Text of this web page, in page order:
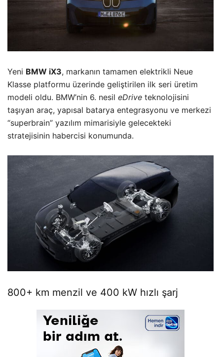
Yeni BMW iX3, markanın tamamen elektrikli Neue
Klasse platformu üzerinde geliştirilen ilk seri üretim
modeli oldu. BMW’nin 6. nesil eDrive teknolojisini
taşıyan araç, yapısal batarya entegrasyonu ve merkezi
“superbrain” yazılım mimarisiyle gelecekteki
stratejisinin habercisi konumunda.
800+ km menzil ve 400 kW hızlı şarj